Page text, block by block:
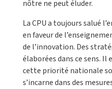
nôtre ne peut éluder.
La CPU a toujours salué
en faveur de
de l’innovation. Des
élaborées dans ce sens.
cette priorité nationale
s’incarne dans des